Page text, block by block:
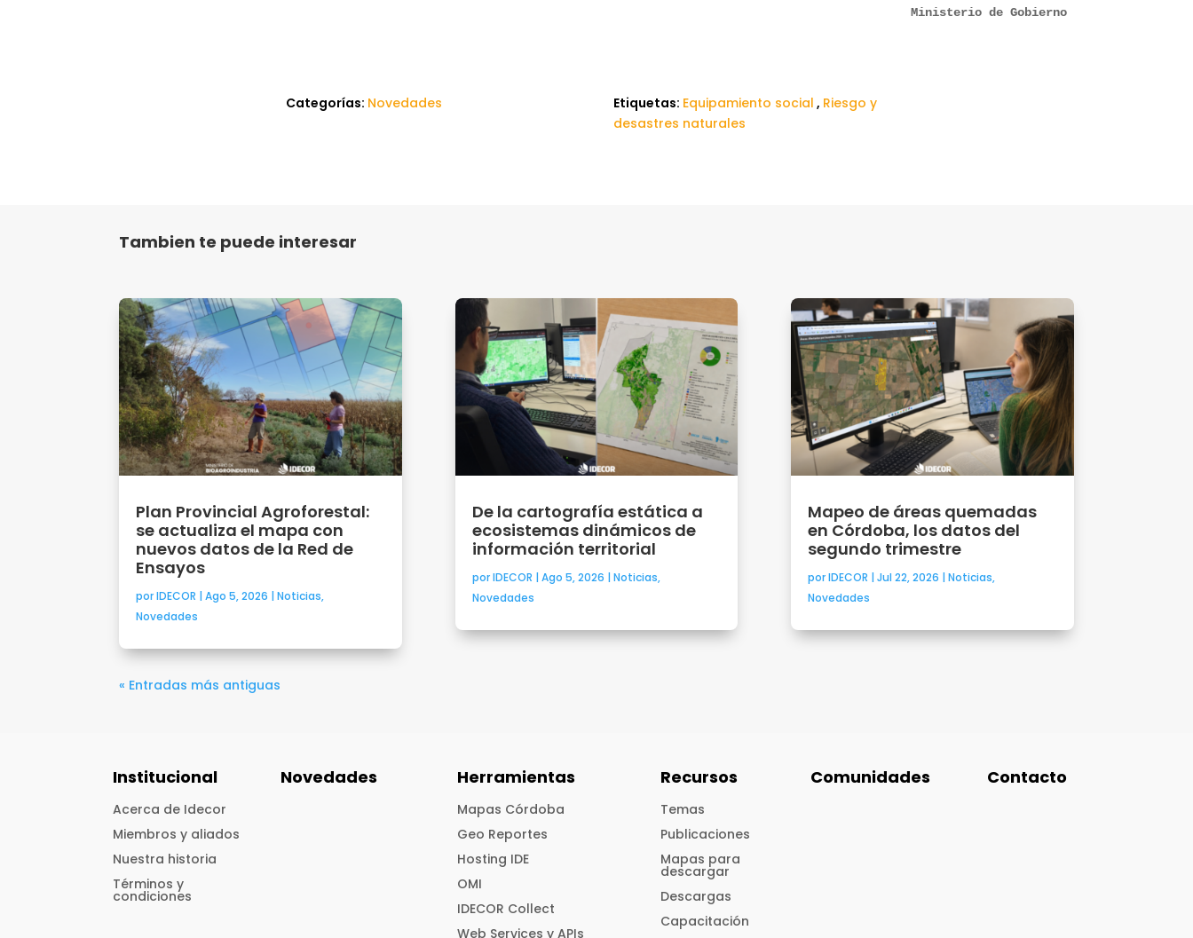
Ministerio de Gobierno
Categorías: Novedades Etiquetas: Equipamiento social , Riesgo y
desastres naturales
Tambien te puede interesar
Plan Provincial Agroforestal:
se actualiza el mapa con
nuevos datos de la Red de
Ensayos
porIDECOR |Ago 5, 2026 |Noticias,
Novedades
De la cartografía estática a
ecosistemas dinámicos de
información territorial
porIDECOR | Ago 5, 2026 | Noticias,
Novedades
Mapeo de áreas quemadas
en Córdoba, los datos del
segundo trimestre
porIDECOR | Jul 22, 2026 | Noticias,
Novedades
« Entradas más antiguas
Institucional
Acerca de Idecor
Miembros y aliados
Nuestra historia
Términos y
condiciones
Novedades Herramientas
Mapas Córdoba
Geo Reportes
Hosting IDE
OMI
IDECOR Collect
Web Services y APIs
Recursos
Temas
Publicaciones
Mapas para
descargar
Descargas
Capacitación
Comunidades Contacto